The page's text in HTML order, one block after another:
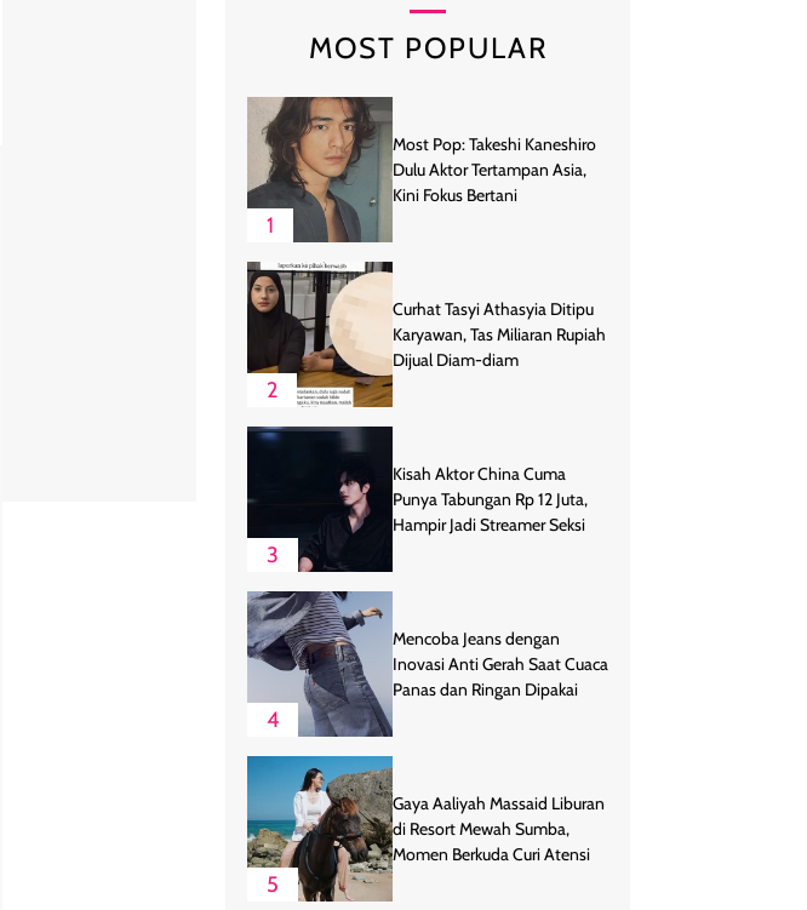
MOST POPULAR
1
Most Pop: Takeshi Kaneshiro
Dulu Aktor Tertampan Asia,
Kini Fokus Bertani
2
Curhat Tasyi Athasyia Ditipu
Karyawan, Tas Miliaran Rupiah
Dijual Diam-diam
3
Kisah Aktor China Cuma
Punya Tabungan Rp 12 Juta,
Hampir Jadi Streamer Seksi
4
Mencoba Jeans dengan
Inovasi Anti Gerah Saat Cuaca
Panas dan Ringan Dipakai
5
Gaya Aaliyah Massaid Liburan
di Resort Mewah Sumba,
Momen Berkuda Curi Atensi